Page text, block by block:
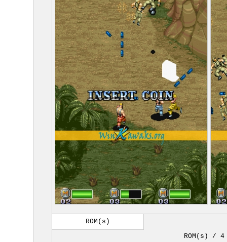
ROM(s)
ROM(s) / 4